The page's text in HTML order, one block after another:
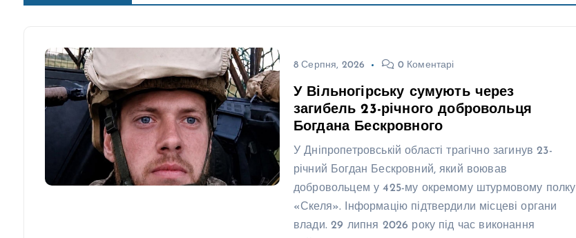
8 Серпня, 2026 0 Коментарі
У Вільногірську сумують через
загибель 23-річного добровольця
Богдана Бескровного
У Дніпропетровській області трагічно загинув 23-
річний Богдан Бескровний, який воював
добровольцем у 425-му окремому штурмовому полку
«Скеля». Інформацію підтвердили місцеві органи
влади. 29 липня 2026 року під час виконання